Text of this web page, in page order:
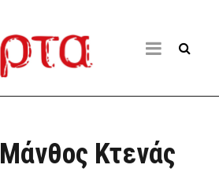
Μάνθος Κτενάς